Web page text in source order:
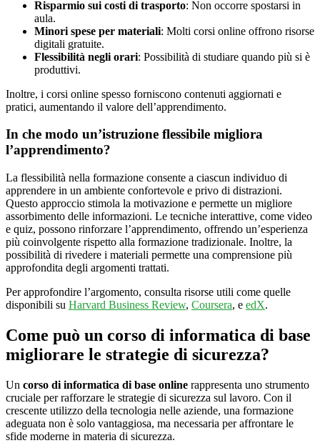
Risparmio sui costi di trasporto: Non occorre spostarsi in
aula.
Minori spese per materiali: Molti corsi online offrono risorse
digitali gratuite.
Flessibilità negli orari: Possibilità di studiare quando più si è
produttivi.
Inoltre, i corsi online spesso forniscono contenuti aggiornati e
pratici, aumentando il valore dell’apprendimento.
In che modo un’istruzione flessibile migliora
l’apprendimento?
La flessibilità nella formazione consente a ciascun individuo di
apprendere in un ambiente confortevole e privo di distrazioni.
Questo approccio stimola la motivazione e permette un migliore
assorbimento delle informazioni. Le tecniche interattive, come video
e quiz, possono rinforzare l’apprendimento, offrendo un’esperienza
più coinvolgente rispetto alla formazione tradizionale. Inoltre, la
possibilità di rivedere i materiali permette una comprensione più
approfondita degli argomenti trattati.
Per approfondire l’argomento, consulta risorse utili come quelle
disponibili su Harvard Business Review, Coursera, e edX.
Come può un corso di informatica di base
migliorare le strategie di sicurezza?
Un corso di informatica di base online rappresenta uno strumento
cruciale per rafforzare le strategie di sicurezza sul lavoro. Con il
crescente utilizzo della tecnologia nelle aziende, una formazione
adeguata non è solo vantaggiosa, ma necessaria per affrontare le
sfide moderne in materia di sicurezza.